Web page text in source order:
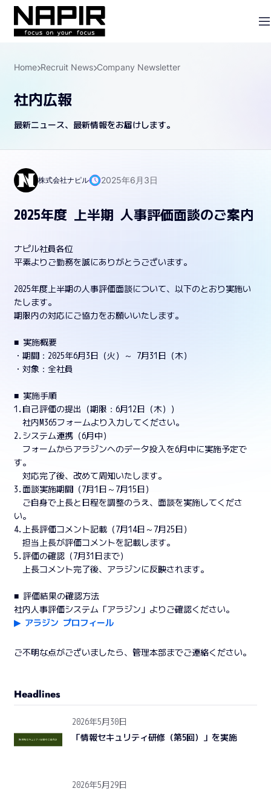
Home Recruit News Company Newsletter
社内広報
最新ニュース、最新情報をお届けします。
株式会社ナピル 2025年6月3日
2025年度 上半期 人事評価面談のご案内
ナピル社員各位
平素よりご勤務を誠にありがとうございます。
2025年度上半期の人事評価面談について、以下のとおり実施い
たします。
期限内の対応にご協力をお願いいたします。
■ 実施概要
・期間：2025年6月3日（火）～ 7月31日（木）
・対象：全社員
■ 実施手順
1.自己評価の提出（期限：6月12日（木））
社内M365フォームより入力してください。
2.システム連携（6月中）
フォームからアラジンへのデータ投入を6月中に実施予定で
す。
対応完了後、改めて周知いたします。
3.面談実施期間（7月1日～7月15日）
ご自身で上長と日程を調整のうえ、面談を実施してくださ
い。
4.上長評価コメント記載（7月14日～7月25日）
担当上長が評価コメントを記載します。
5.評価の確認（7月31日まで）
上長コメント完了後、アラジンに反映されます。
■ 評価結果の確認方法
社内人事評価システム「アラジン」よりご確認ください。
▶︎ アラジン プロフィール
ご不明な点がございましたら、管理本部までご連絡ください。
Headlines
2026年5月30日
「情報セキュリティ研修（第5回）」を実施
2026年5月29日